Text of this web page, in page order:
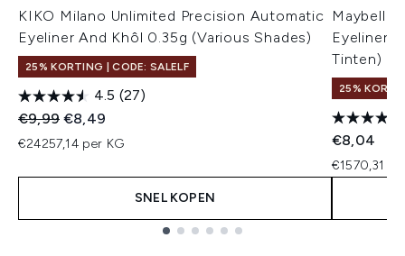
KIKO Milano Unlimited Precision Automatic
Eyeliner And Khôl 0.35g (Various Shades)
25% KORTING | CODE: SALELF
4.5 (27)
Recommended Retail Price:
€9,99 Huidige prijs:
€8,49
€24257,14 per KG
SNEL KOPEN
Eyeliner
Tinten)
25%
€8,04
€1570,31